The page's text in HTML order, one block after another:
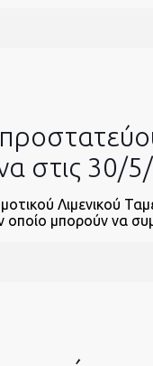
στις 30/
Λιμενικού
μπορούν να